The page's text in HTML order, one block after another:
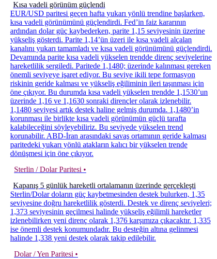
Kısa vadeli görünüm güçlendi
EUR/USD paritesi geçen hafta yukarı yönlü trendine başlarken,
kısa vadeli görünümünü güçlendirdi. Fed’in faiz kararının
ardından dolar güç kaybederken, parite 1,15 seviyesinin üzerine
yükseliş gösterdi. Parite 1,14’ün üzeri ile kısa vadeli alçalan
kanalını yukarı tamamladı ve kısa vadeli görünümünü güçlendirdi.
Devamında parite kısa vadeli yükselen trendde direnç seviyelerine
hareketlilik sergiledi. Paritede 1,1480; üzerinde kalınması gereken
önemli seviyeye işaret ediyor. Bu seviye ikili tepe formasyon
riskinin geride kalması ve yükseliş eğiliminin ileri taşınması için
öne çıkıyor. Bu durumda kısa vadeli yükselen trendde 1,1530’un
üzerinde 1,16 ve 1,1630 sonraki dirençler olarak izlenebilir.
1,1480 seviyesi artık destek haline gelmiş durumda. 1,1480’in
korunması ile birlikte kısa vadeli görünümün güçlü tarafta
kalabileceğini söyleyebiliriz. Bu seviyede yükselen trend
korunabilir. ABD-İran arasındaki savaş ortamının geride kalması
paritedeki yukarı yönlü atakların kalıcı bir yükselen trende
dönüşmesi için öne çıkıyor.
Sterlin / Dolar Paritesi •
Kapanış 5 günlük hareketli ortalamanın üzerinde gerçekleşti
Sterlin/Dolar doların güç kaybetmesinden destek bulurken, 1,35
seviyesine doğru hareketlilik gösterdi. Destek ve direnç seviyeleri;
1,373 seviyesinin geçilmesi halinde yükseliş eğilimli hareketler
izlenebilirken yeni direnç olarak 1,376 karşımıza çıkacaktır. 1,335
ise önemli destek konumundadır. Bu desteğin altına gelinmesi
halinde 1,338 yeni destek olarak takip edilebilir.
Dolar / Yen Paritesi •